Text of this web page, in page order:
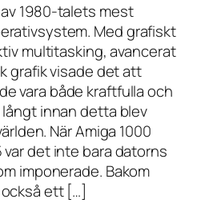
1980-talets mest
Med grafiskt
multitasking, avancerat
grafik visade det att
vara både kraftfulla och
innan detta blev
När Amiga 1000
var det inte bara datorns
imponerade. Bakom
ett […]